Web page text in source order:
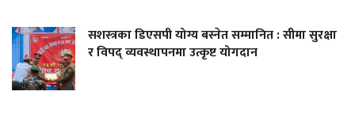
सशस्त्रका डिएसपी योग्य बस्नेत सम्मानित : सीमा सुरक्षा
र विपद् व्यवस्थापनमा उत्कृष्ट योगदान